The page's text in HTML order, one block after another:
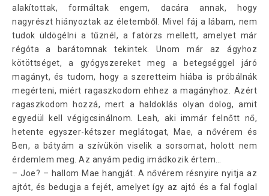
alakítottak, formáltak engem, dacára annak, hogy
nagyrészt hiányoztak az életemből. Mivel fáj a lábam, nem
tudok üldögélni a tűznél, a fatörzs mellett, amelyet már
régóta a barátomnak tekintek. Unom már az ágyhoz
kötöttséget, a gyógyszereket meg a betegséggel járó
magányt, és tudom, hogy a szeretteim hiába is próbálnák
megérteni, miért ragaszkodom ehhez a magányhoz. Azért
ragaszkodom hozzá, mert a haldoklás olyan dolog, amit
egyedül kell végigcsinálnom. Leah, aki immár felnőtt nő,
hetente egyszer-kétszer meglátogat, Mae, a nővérem és
Ben, a bátyám a szívükön viselik a sorsomat, holott nem
érdemlem meg. Az anyám pedig imádkozik értem…
– Joe? – hallom Mae hangját. A nővérem résnyire nyitja az
ajtót, és bedugja a fejét, amelyet így az ajtó és a fal foglal